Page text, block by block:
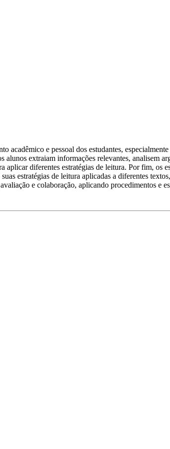
acadêmico e pessoal dos estudantes,
alunos extraiam informações relevantes, analisem
diferentes estratégias de leitura. Por fim, os
estratégias de leitura aplicadas a diferentes
e colaboração, aplicando procedimentos e